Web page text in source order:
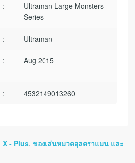
:
Ultraman Large Monsters
Series
: Ultraman
: Aug 2015
: 4532149013260
X - Plus, ของเล่นหมวดอุลตราแมน และ